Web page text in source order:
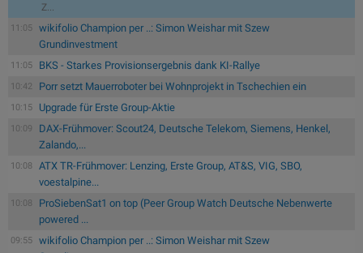
Z...
11:05
wikifolio Champion per ..: Simon Weishar mit Szew
Grundinvestment
11:05 BKS - Starkes Provisionsergebnis dank KI-Rallye
10:42 Porr setzt Mauerroboter bei Wohnprojekt in Tschechien ein
10:15 Upgrade für Erste Group-Aktie
10:09
DAX-Frühmover: Scout24, Deutsche Telekom, Siemens, Henkel,
Zalando,...
10:08
ATX TR-Frühmover: Lenzing, Erste Group, AT&S, VIG, SBO,
voestalpine...
10:08
ProSiebenSat1 on top (Peer Group Watch Deutsche Nebenwerte
powered ...
09:55
wikifolio Champion per ..: Simon Weishar mit Szew